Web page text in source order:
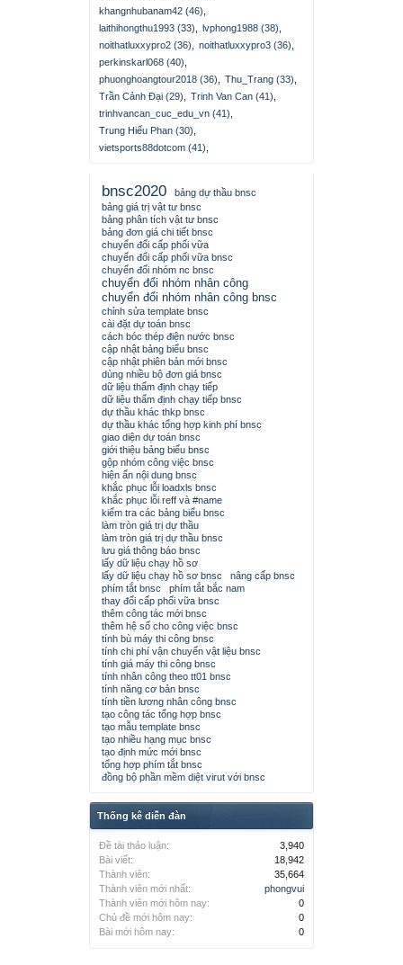
khangnhubanam42 (46)
laithihongthu1993 (33)
lvphong1988 (38)
noithatluxxypro2 (36)
noithatluxxypro3 (36)
perkinskarl068 (40)
phuonghoangtour2018 (36)
Thu_Trang (33)
Trần Cảnh Đại (29)
Trinh Van Can (41)
trinhvancan_cuc_edu_vn (41)
Trung Hiếu Phan (30)
vietsports88dotcom (41)
bnsc2020
bảng dự thầu bnsc
bảng giá trị vật tư bnsc
bảng phân tích vật tư bnsc
bảng đơn giá chi tiết bnsc
chuyển đổi cấp phối vữa
chuyển đổi cấp phối vữa bnsc
chuyển đổi nhóm nc bnsc
chuyển đổi nhóm nhân công
chuyển đổi nhóm nhân công bnsc
chỉnh sửa template bnsc
cài đặt dự toán bnsc
cách bóc thép điện nước bnsc
cập nhật bảng biểu bnsc
cập nhật phiên bản mới bnsc
dùng nhiều bộ đơn giá bnsc
dữ liệu thẩm định chạy tiếp
dữ liệu thẩm định chạy tiếp bnsc
dự thầu khác thkp bnsc
dự thầu khác tổng hợp kinh phí bnsc
giao diện dự toán bnsc
giới thiệu bảng biểu bnsc
gộp nhóm công việc bnsc
hiện ẩn nội dung bnsc
khắc phục lỗi loadxls bnsc
khắc phục lỗi reff và #name
kiểm tra các bảng biểu bnsc
làm tròn giá trị dự thầu
làm tròn giá trị dự thầu bnsc
lưu giá thông báo bnsc
lấy dữ liệu chạy hồ sơ
lấy dữ liệu chạy hồ sơ bnsc
nâng cấp bnsc
phím tắt bnsc
phím tắt bắc nam
thay đổi cấp phối vữa bnsc
thêm công tác mới bnsc
thêm hệ số cho công việc bnsc
tính bù máy thi công bnsc
tính chi phí vận chuyển vật liệu bnsc
tính giá máy thi công bnsc
tính nhân công theo tt01 bnsc
tính năng cơ bản bnsc
tính tiền lương nhân công bnsc
tạo công tác tổng hợp bnsc
tạo mẫu template bnsc
tạo nhiều hạng mục bnsc
tạo định mức mới bnsc
tổng hợp phím tắt bnsc
đồng bộ phần mềm diệt virut với bnsc
Thống kê diễn đàn
Đề tài thảo luận:
3,940
Bài viết:
18,942
Thành viên:
35,664
Thành viên mới nhất:
phongvui
Thành viên mới hôm nay:
0
Chủ đề mới hôm nay:
0
Bài mới hôm nay:
0